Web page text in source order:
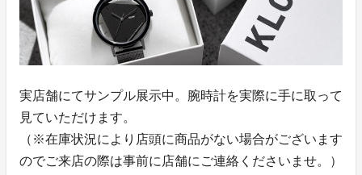
実店舗にてサンプル展示中。腕時計を実際に手に取って
見ていただけます。
（※在庫状況により店頭に商品がない場合がございます
のでご来店の際は事前に店舗にご連絡くださいませ。）